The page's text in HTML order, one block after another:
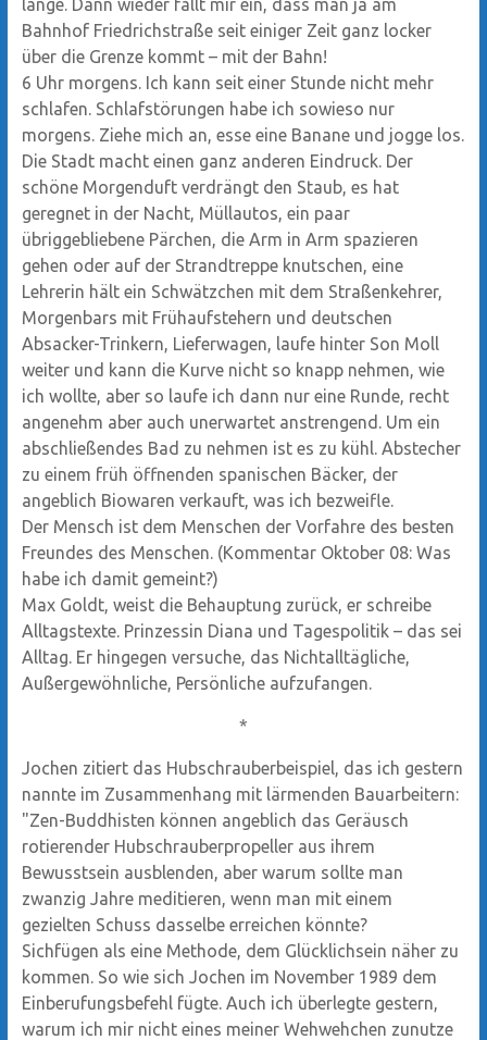
lange. Dann wieder fällt mir ein, dass man ja am
Bahnhof Friedrichstraße seit einiger Zeit ganz locker
über die Grenze kommt – mit der Bahn!
6 Uhr morgens. Ich kann seit einer Stunde nicht mehr
schlafen. Schlafstörungen habe ich sowieso nur
morgens. Ziehe mich an, esse eine Banane und jogge los.
Die Stadt macht einen ganz anderen Eindruck. Der
schöne Morgenduft verdrängt den Staub, es hat
geregnet in der Nacht, Müllautos, ein paar
übriggebliebene Pärchen, die Arm in Arm spazieren
gehen oder auf der Strandtreppe knutschen, eine
Lehrerin hält ein Schwätzchen mit dem Straßenkehrer,
Morgenbars mit Frühaufstehern und deutschen
Absacker-Trinkern, Lieferwagen, laufe hinter Son Moll
weiter und kann die Kurve nicht so knapp nehmen, wie
ich wollte, aber so laufe ich dann nur eine Runde, recht
angenehm aber auch unerwartet anstrengend. Um ein
abschließendes Bad zu nehmen ist es zu kühl. Abstecher
zu einem früh öffnenden spanischen Bäcker, der
angeblich Biowaren verkauft, was ich bezweifle.
Der Mensch ist dem Menschen der Vorfahre des besten
Freundes des Menschen. (Kommentar Oktober 08: Was
habe ich damit gemeint?)
Max Goldt, weist die Behauptung zurück, er schreibe
Alltagstexte. Prinzessin Diana und Tagespolitik – das sei
Alltag. Er hingegen versuche, das Nichtalltägliche,
Außergewöhnliche, Persönliche aufzufangen.
*
Jochen zitiert das Hubschrauberbeispiel, das ich gestern
nannte im Zusammenhang mit lärmenden Bauarbeitern:
"Zen-Buddhisten können angeblich das Geräusch
rotierender Hubschrauberpropeller aus ihrem
Bewusstsein ausblenden, aber warum sollte man
zwanzig Jahre meditieren, wenn man mit einem
gezielten Schuss dasselbe erreichen könnte?
Sichfügen als eine Methode, dem Glücklichsein näher zu
kommen. So wie sich Jochen im November 1989 dem
Einberufungsbefehl fügte. Auch ich überlegte gestern,
warum ich mir nicht eines meiner Wehwehchen zunutze